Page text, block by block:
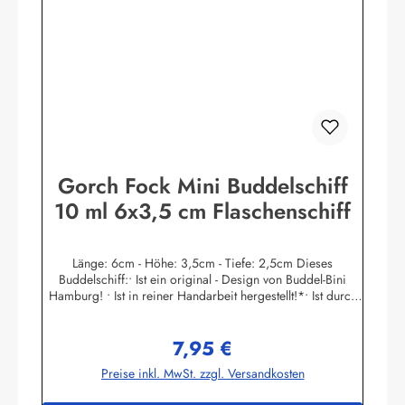
Gorch Fock Mini Buddelschiff
10 ml 6x3,5 cm Flaschenschiff
Länge: 6cm - Höhe: 3,5cm - Tiefe: 2,5cm Dieses
Buddelschiff:• Ist ein original - Design von Buddel-Bini
Hamburg! • Ist in reiner Handarbeit hergestellt!*• Ist durch
Schiffsname ist auf dem Goldpapier - Schild gedruckt. • Ist
mit echtem Siegellack und original Buddel-Bini Stempel
(Petschaft) versiegelt, kein Plastik! • Hat einen
Regulärer Preis:
7,95 €
Preise inkl. MwSt. zzgl. Versandkosten